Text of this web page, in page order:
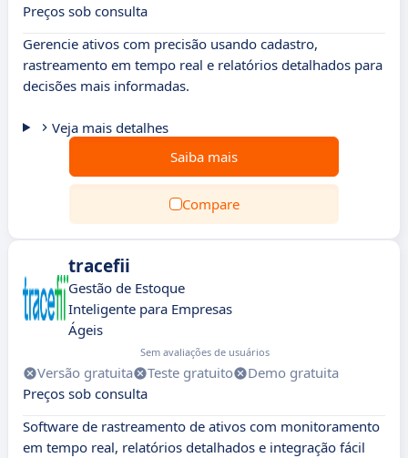
Preços sob consulta
Gerencie ativos com precisão usando cadastro,
rastreamento em tempo real e relatórios detalhados para
decisões mais informadas.
Veja mais detalhes
Saiba mais
Compare
tracefii
Gestão de Estoque
Inteligente para Empresas
Ágeis
Sem avaliações de usuários
Versão gratuita Teste gratuito
Demo gratuita
Preços sob consulta
Software de rastreamento de ativos com monitoramento
em tempo real, relatórios detalhados e integração fácil